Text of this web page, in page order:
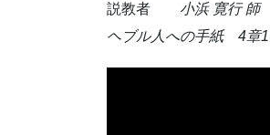
説教者 小浜 寛行 師
ヘブル人への手紙 4章